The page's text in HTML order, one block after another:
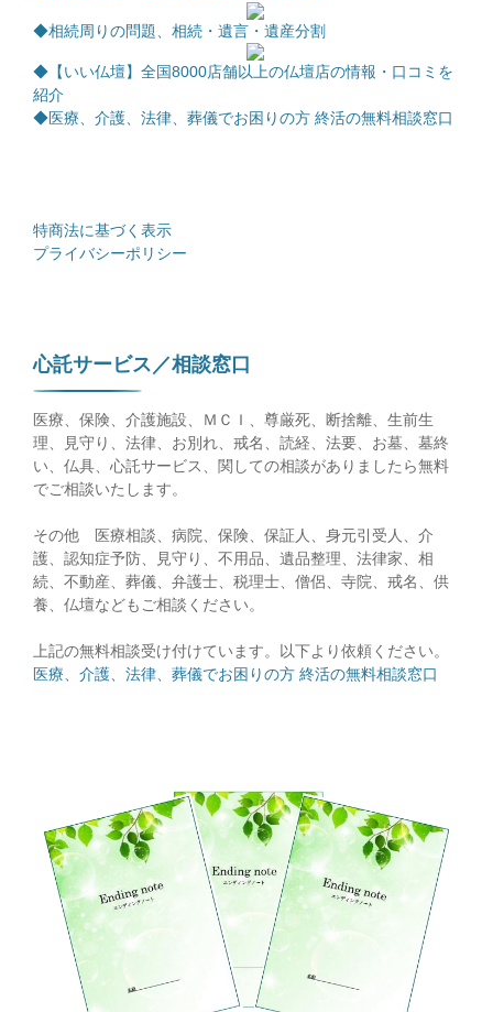
◆相続周りの問題、相続・遺言・遺産分割
◆【いい仏壇】全国8000店舗以上の仏壇店の情報・口コミを
紹介
◆医療、介護、法律、葬儀でお困りの方 終活の無料相談窓口
特商法に基づく表示
プライバシーポリシー
心託サービス／相談窓口
医療、保険、介護施設、ＭＣＩ、尊厳死、断捨離、生前生
理、見守り、法律、お別れ、戒名、読経、法要、お墓、墓終
い、仏具、心託サービス、関しての相談がありましたら無料
でご相談いたします。
その他 医療相談、病院、保険、保証人、身元引受人、介
護、認知症予防、見守り、不用品、遺品整理、法律家、相
続、不動産、葬儀、弁護士、税理士、僧侶、寺院、戒名、供
養、仏壇などもご相談ください。
上記の無料相談受け付けています。以下より依頼ください。
医療、介護、法律、葬儀でお困りの方 終活の無料相談窓口